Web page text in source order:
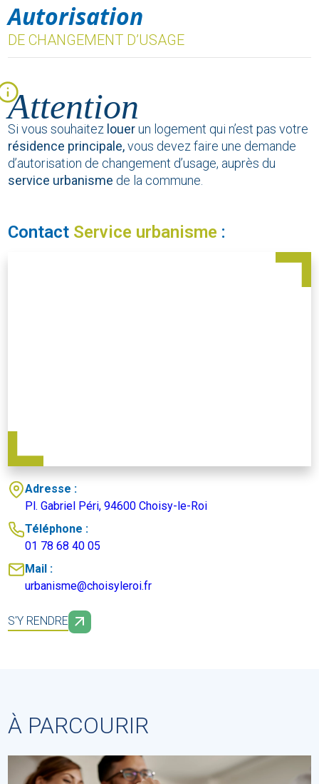
Autorisation
DE CHANGEMENT D’USAGE
Attention
Si vous souhaitez louerun logement qui n’est pas votre
résidence principale,vous devez faire une demande
d’autorisation de changement d’usage, auprès du
service urbanisme de la commune.
Contact Service urbanisme :
Adresse :
Pl. Gabriel Péri, 94600 Choisy-le-Roi
Téléphone :
01 78 68 40 05
Mail :
urbanisme@choisyleroi.fr
S'Y RENDRE
À PARCOURIR